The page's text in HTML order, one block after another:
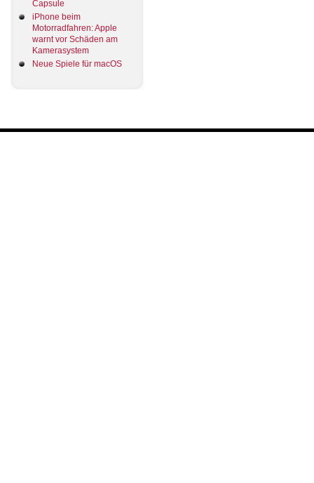
Capsule
iPhone beim
Motorradfahren: Apple
warnt vor Schäden am
Kamerasystem
Neue Spiele für macOS